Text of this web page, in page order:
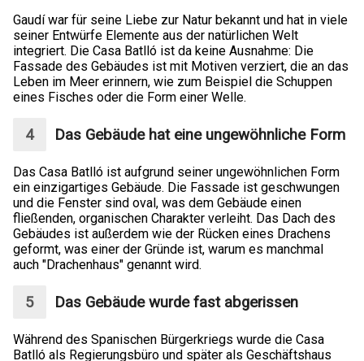
Gaudí war für seine Liebe zur Natur bekannt und hat in viele
seiner Entwürfe Elemente aus der natürlichen Welt
integriert. Die Casa Batlló ist da keine Ausnahme: Die
Fassade des Gebäudes ist mit Motiven verziert, die an das
Leben im Meer erinnern, wie zum Beispiel die Schuppen
eines Fisches oder die Form einer Welle.
Das Gebäude hat eine ungewöhnliche Form
Das Casa Batlló ist aufgrund seiner ungewöhnlichen Form
ein einzigartiges Gebäude. Die Fassade ist geschwungen
und die Fenster sind oval, was dem Gebäude einen
fließenden, organischen Charakter verleiht. Das Dach des
Gebäudes ist außerdem wie der Rücken eines Drachens
geformt, was einer der Gründe ist, warum es manchmal
auch "Drachenhaus" genannt wird.
Das Gebäude wurde fast abgerissen
Während des Spanischen Bürgerkriegs wurde die Casa
Batlló als Regierungsbüro und später als Geschäftshaus